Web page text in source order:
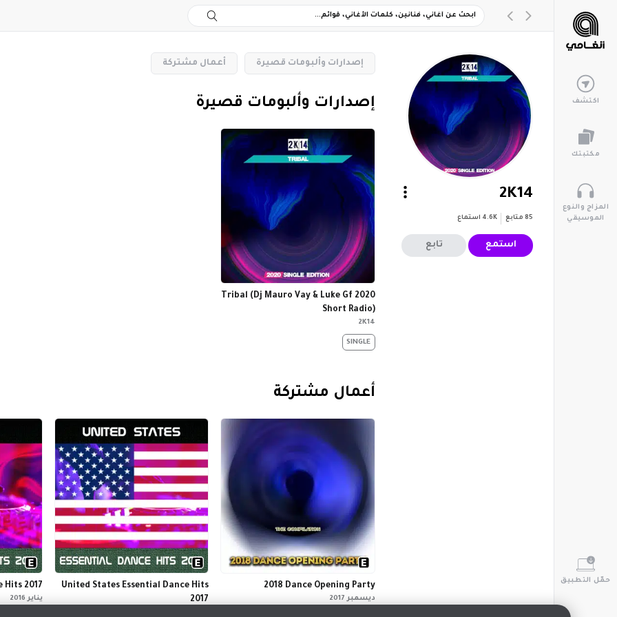
اكتشف
مكتبتك
المزاج والنوع
الموسيقي
حمّل التطبيق
2K14
85 متابع 4.6K استماع
استمع تابع
‏إصدارات وألبومات قصيرة ‏أعمال مشتركة
‏إصدارات وألبومات قصيرة
Tribal (Dj Mauro Vay & Luke Gf 2020
Short Radio)
2K14
SINGLE
‏أعمال مشتركة
2018 Dance Opening Party
ديسمبر 2017
United States Essential Dance Hits
2017
Hits 2017
يناير 2016